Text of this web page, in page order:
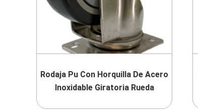
Rodaja Pu Con Horquilla De Acero
Inoxidable Giratoria Rueda